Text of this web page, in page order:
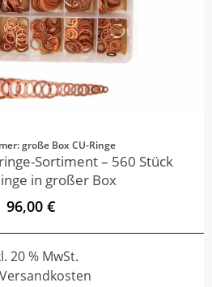
große Box CU-Ringe
Sortiment – 560 Stück
in großer Box
96,00 €
20 % MwSt.